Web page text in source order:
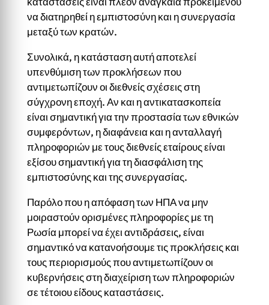
να διατηρηθεί η εμπιστοσύνη και η συνεργασία
μεταξύ των κρατών.
Συνολικά, η κατάσταση αυτή αποτελεί
υπενθύμιση των προκλήσεων που
αντιμετωπίζουν οι διεθνείς σχέσεις στη
σύγχρονη εποχή. Αν και η αντικατασκοπεία
είναι σημαντική για την προστασία των εθνικών
συμφερόντων, η διαφάνεια και η ανταλλαγή
πληροφοριών με τους διεθνείς εταίρους είναι
εξίσου σημαντική για τη διασφάλιση της
εμπιστοσύνης και της συνεργασίας.
Παρόλο που η απόφαση των ΗΠΑ να μην
μοιραστούν ορισμένες πληροφορίες με τη
Ρωσία μπορεί να έχει αντιδράσεις, είναι
σημαντικό να κατανοήσουμε τις προκλήσεις και
τους περιορισμούς που αντιμετωπίζουν οι
κυβερνήσεις στη διαχείριση των πληροφοριών
σε τέτοιου είδους καταστάσεις.